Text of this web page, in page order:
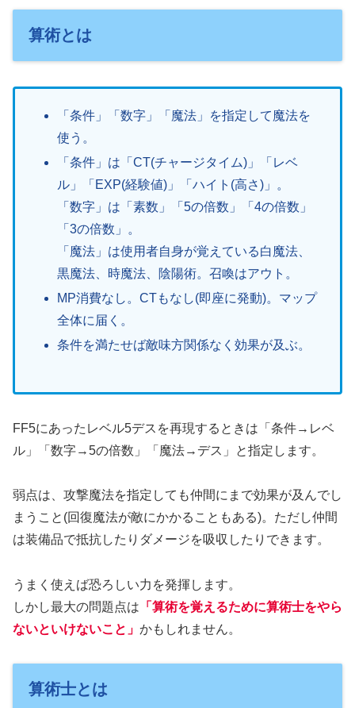
算術とは
「条件」「数字」「魔法」を指定して魔法を
使う。
「条件」は「CT(チャージタイム)」「レベ
ル」「EXP(経験値)」「ハイト(高さ)」。
「数字」は「素数」「5の倍数」「4の倍数」
「3の倍数」。
「魔法」は使用者自身が覚えている白魔法、
黒魔法、時魔法、陰陽術。召喚はアウト。
MP消費なし。CTもなし(即座に発動)。マップ
全体に届く。
条件を満たせば敵味方関係なく効果が及ぶ。
FF5にあったレベル5デスを再現するときは「条件→レベ
ル」「数字→5の倍数」「魔法→デス」と指定します。
弱点は、攻撃魔法を指定しても仲間にまで効果が及んでし
まうこと(回復魔法が敵にかかることもある)。ただし仲間
は装備品で抵抗したりダメージを吸収したりできます。
うまく使えば恐ろしい力を発揮します。
しかし最大の問題点は 「算術を覚えるために算術士をやら
ないといけないこと」 かもしれません。
算術士とは